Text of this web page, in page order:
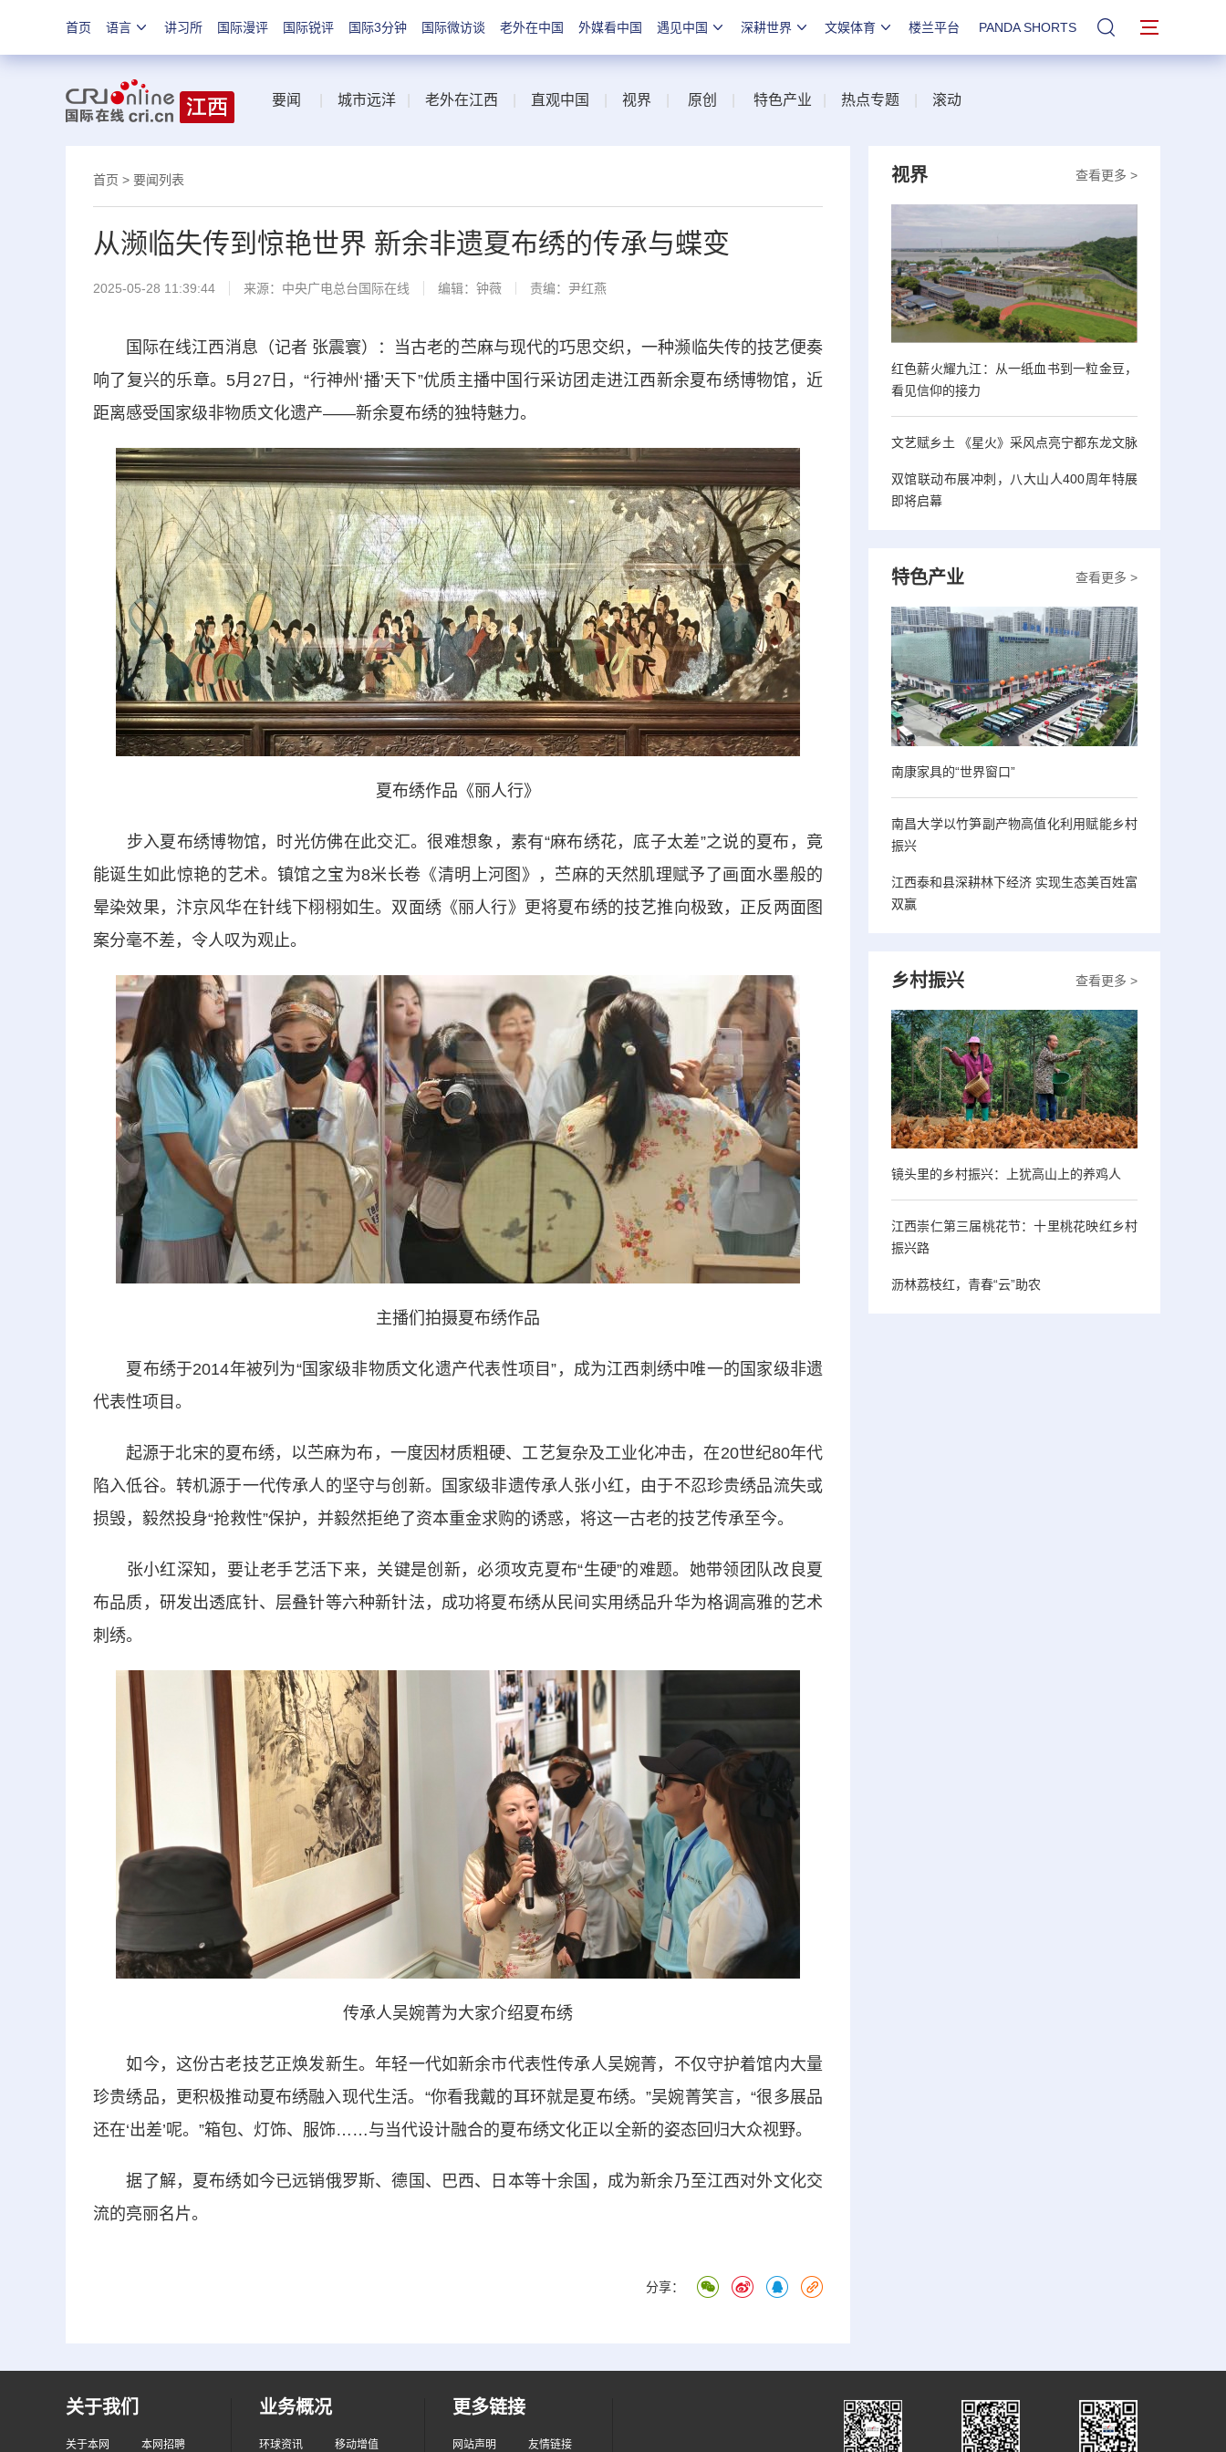
首页 语言 讲习所 国际漫评 国际锐评 国际3分钟 国际微访谈 老外在中国 外媒看中国 遇见中国 深耕世界 文娱体育 楼兰平台 PANDA SHORTS 站内搜索
要闻 城市远洋 老外在江西 直观中国 视界 原创 特色产业 热点专题 滚动
首页 > 要闻列表
从濒临失传到惊艳世界 新余非遗夏布绣的传承与蝶变
2025-05-28 11:39:44 来源：中央广电总台国际在线 编辑：钟薇 责编：尹红燕
国际在线江西消息（记者 张震寰）：当古老的苎麻与现代的巧思交织，一种濒临失传的技艺便奏
响了复兴的乐章。5月27日，“行神州‘播’天下”优质主播中国行采访团走进江西新余夏布绣博物馆，近
距离感受国家级非物质文化遗产——新余夏布绣的独特魅力。
夏布绣作品《丽人行》
步入夏布绣博物馆，时光仿佛在此交汇。很难想象，素有“麻布绣花，底子太差”之说的夏布，竟
能诞生如此惊艳的艺术。镇馆之宝为8米长卷《清明上河图》，苎麻的天然肌理赋予了画面水墨般的
晕染效果，汴京风华在针线下栩栩如生。双面绣《丽人行》更将夏布绣的技艺推向极致，正反两面图
案分毫不差，令人叹为观止。
主播们拍摄夏布绣作品
夏布绣于2014年被列为“国家级非物质文化遗产代表性项目”，成为江西刺绣中唯一的国家级非遗
代表性项目。
起源于北宋的夏布绣，以苎麻为布，一度因材质粗硬、工艺复杂及工业化冲击，在20世纪80年代
陷入低谷。转机源于一代传承人的坚守与创新。国家级非遗传承人张小红，由于不忍珍贵绣品流失或
损毁，毅然投身“抢救性”保护，并毅然拒绝了资本重金求购的诱惑，将这一古老的技艺传承至今。
张小红深知，要让老手艺活下来，关键是创新，必须攻克夏布“生硬”的难题。她带领团队改良夏
布品质，研发出透底针、层叠针等六种新针法，成功将夏布绣从民间实用绣品升华为格调高雅的艺术
刺绣。
传承人吴婉菁为大家介绍夏布绣
如今，这份古老技艺正焕发新生。年轻一代如新余市代表性传承人吴婉菁，不仅守护着馆内大量
珍贵绣品，更积极推动夏布绣融入现代生活。“你看我戴的耳环就是夏布绣。”吴婉菁笑言，“很多展品
还在‘出差’呢。”箱包、灯饰、服饰……与当代设计融合的夏布绣文化正以全新的姿态回归大众视野。
据了解，夏布绣如今已远销俄罗斯、德国、巴西、日本等十余国，成为新余乃至江西对外文化交
流的亮丽名片。
分享：
查看更多 >
视界
红色薪火耀九江：从一纸血书到一粒金豆，
看见信仰的接力
文艺赋乡土 《星火》采风点亮宁都东龙文脉
双馆联动布展冲刺，八大山人400周年特展
即将启幕
查看更多 >
特色产业
南康家具的“世界窗口”
南昌大学以竹笋副产物高值化利用赋能乡村
振兴
江西泰和县深耕林下经济 实现生态美百姓富
双赢
查看更多 >
乡村振兴
镜头里的乡村振兴：上犹高山上的养鸡人
江西崇仁第三届桃花节：十里桃花映红乡村
振兴路
沥林荔枝红，青春“云”助农
关于我们
关于本网 本网招聘
业务概况
环球资讯 移动增值
更多链接
网站声明 友情链接